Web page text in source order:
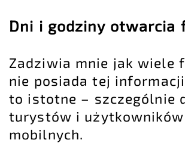
Dni i godziny otwarcia
Zadziwia mnie jak wiele
nie posiada tej
to istotne – szczególnie
turystów i użytkowników
mobilnych.